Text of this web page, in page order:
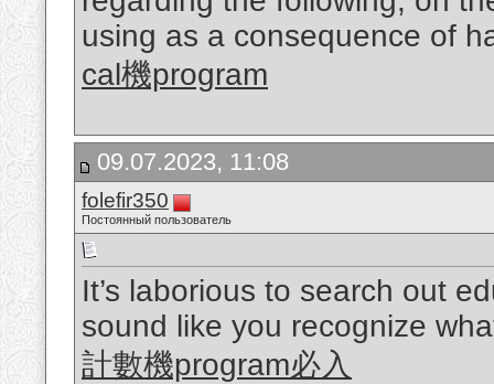
using as a consequence of
cal機program
09.07.2023, 11:08
folefir350
Постоянный пользователь
It’s laborious to search out
sound like you recognize
計數機program必入